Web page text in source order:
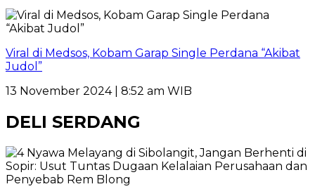
Viral di Medsos, Kobam Garap Single Perdana “Akibat
Judol”
13 November 2024 | 8:52 am WIB
DELI SERDANG